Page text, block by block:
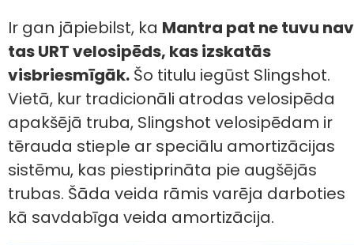
Ir gan jāpiebilst, ka Mantra pat ne tuvu nav
tas URT velosipēds, kas izskatās
visbriesmīgāk. Šo titulu iegūst Slingshot.
Vietā, kur tradicionāli atrodas velosipēda
apakšējā truba, Slingshot velosipēdam ir
tērauda stieple ar speciālu amortizācijas
sistēmu, kas piestiprināta pie augšējās
trubas. Šāda veida rāmis varēja darboties
kā savdabīga veida amortizācija.